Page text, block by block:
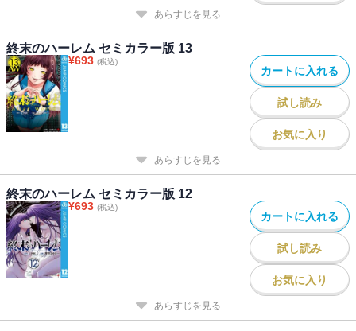
あらすじを見る
終末のハーレム セミカラー版 13
¥693 (税込)
カートに入れる
試し読み
お気に入り
あらすじを見る
終末のハーレム セミカラー版 12
¥693 (税込)
カートに入れる
試し読み
お気に入り
あらすじを見る